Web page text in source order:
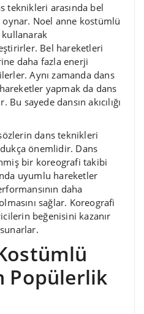
teknikleri arasında bel
Noel anne kostümlü
Bel hareketleri
daha fazla enerji
Aynı zamanda dans
yapmak da dans
sayede dansın akıcılığı
dans teknikleri
önemlidir. Dans
bir koreografi takibi
uyumlu hareketler
daha
sağlar. Koreografi
beğenisini kazanır
Popülerlik